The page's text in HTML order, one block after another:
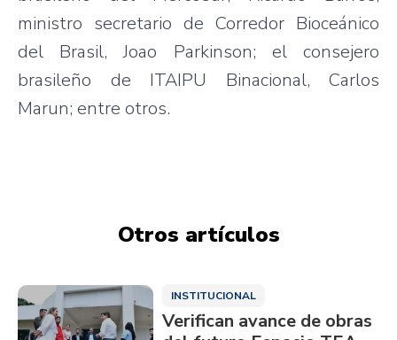
ministro secretario de Corredor Bioceánico
del Brasil, Joao Parkinson; el consejero
brasileño de ITAIPU Binacional, Carlos
Marun; entre otros.
Otros artículos
INSTITUCIONAL
Verifican avance de obras